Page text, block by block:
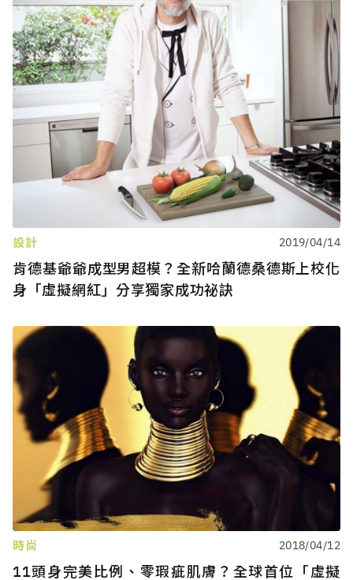
設計 2019/04/14
肯德基爺爺成型男超模？全新哈蘭德桑德斯上校化
身「虛擬網紅」分享獨家成功祕訣
時尚 2018/04/12
11頭身完美比例、零瑕疵肌膚？全球首位「虛擬